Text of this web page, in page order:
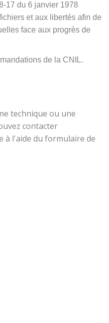
17 du 6 janvier 1978
et aux libertés afin de
face aux progrès de
de la CNIL.
technique ou une
contacter
l'aide du formulaire de